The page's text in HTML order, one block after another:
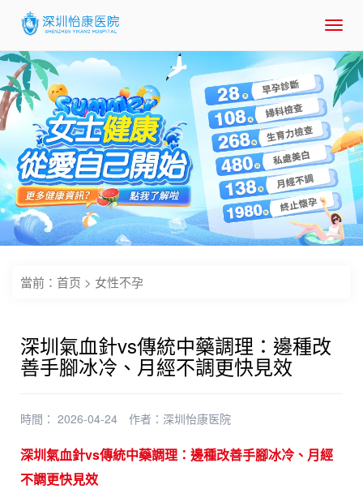
當前： 首页 > 女性不孕
深圳氣血針vs傳統中藥調理：邊種改
善手腳冰冷、月經不調更快見效
時間： 2026-04-24 作者： 深圳怡康医院
深圳氣血針vs傳統中藥調理：邊種改善手腳冰冷、月經
不調更快見效